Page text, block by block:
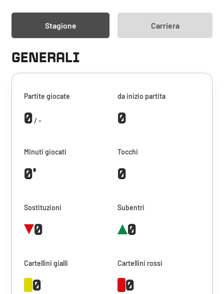
Stagione Carriera
GENERALI
Partite giocate
0/ -
da inizio partita
0
Minuti giocati
0'
Tocchi
0
Sostituzioni
0
Subentri
0
Cartellini gialli
0
Cartellini rossi
0